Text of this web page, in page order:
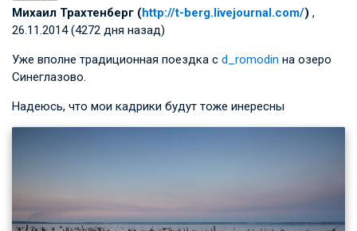
Михаил Трахтенберг (http://t-berg.livejournal.com/) ,
26.11.2014 (4272 дня назад)
Уже вполне традиционная поездка с d_romodin на озеро
Синеглазово.
Надеюсь, что мои кадрики будут тоже инересны